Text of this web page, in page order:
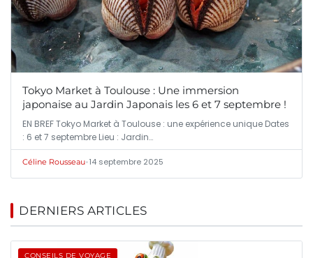
Tokyo Market à Toulouse : Une immersion
japonaise au Jardin Japonais les 6 et 7 septembre !
EN BREF Tokyo Market à Toulouse : une expérience unique Dates
: 6 et 7 septembre Lieu : Jardin…
Céline Rousseau•14 septembre 2025
DERNIERS ARTICLES
CONSEILS DE VOYAGE